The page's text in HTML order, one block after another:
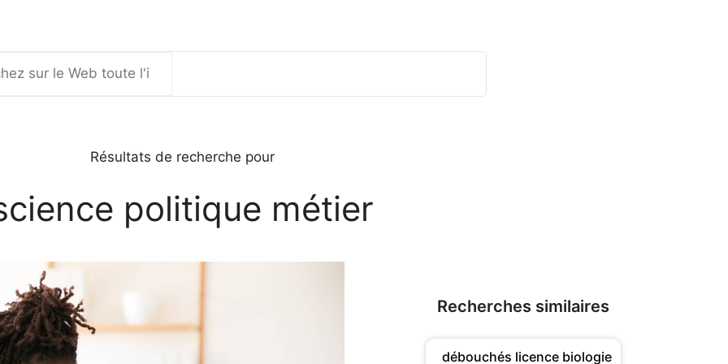
Résultats de recherche pour
politique métier
Recherches similaires
débouchés licence biologie